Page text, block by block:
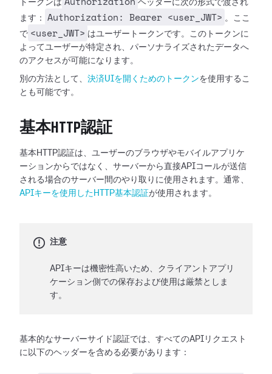
トークンは
ヘッダーに次の形式で渡され
ます：
Authorization: Bearer <user_JWT> 。ここ
で <user_JWT> はユーザートークンです。このトークンに
よってユーザーが特定され、パーソナライズされたデータへ
のアクセスが可能になります。
別の方法として、 決済UIを開くためのトークンを使用するこ
とも可能です。
基本HTTP認証
基本HTTP認証は、ユーザーのブラウザやモバイルアプリケ
ーションからではなく、サーバーから直接APIコールが送信
される場合のサーバー間のやり取りに使用されます。通常、
APIキーを使用したHTTP基本認証が使用されます。
注意
APIキーは機密性高いため、クライアントアプリ
ケーション側での保存および使用は厳禁としま
す。
基本的なサーバーサイド認証では、すべてのAPIリクエスト
に以下のヘッダーを含める必要があります：